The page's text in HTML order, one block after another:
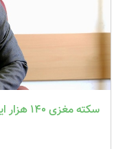
سکته مغزی ۱۴۰ هزار ایرانی در سال